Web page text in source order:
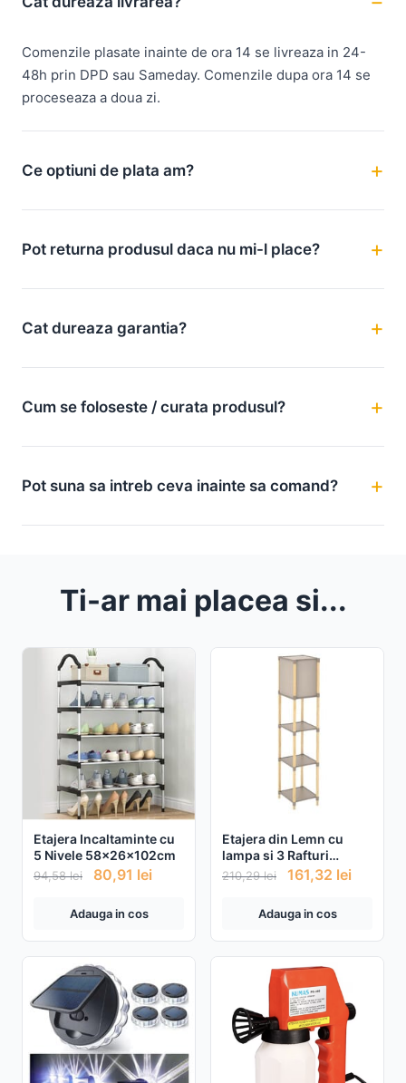
Comenzile plasate inainte de ora 14 se livreaza in 24-
48h prin DPD sau Sameday. Comenzile dupa ora 14 se
proceseaza a doua zi.
Ce optiuni de plata am?
Pot returna produsul daca nu mi-l place?
Cat dureaza garantia?
Cum se foloseste / curata produsul?
Pot suna sa intreb ceva inainte sa comand?
Ti-ar mai placea si...
Etajera Incaltaminte cu
5 Nivele 58x26x102cm
94,58lei 80,91 lei
Adauga in cos
Etajera din Lemn cu
lampa si 3 Rafturi
29x25x133cm
210,29lei 161,32 lei
Adauga in cos